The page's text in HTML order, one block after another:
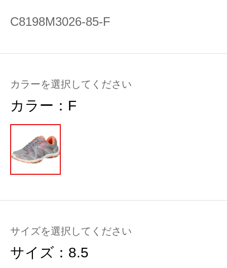
C8198M3026-85-F
カラーを選択してください
カラー： F
サイズを選択してください
サイズ： 8.5